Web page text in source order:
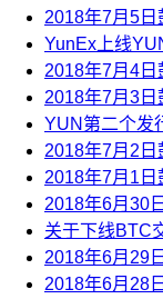
2018年7月5日
YunEx上线
2018年7月4日
2018年7月3日
YUN第二个发
2018年7月2日
2018年7月1日
2018年6月30
关于下线BTC
2018年6月29
2018年6月28